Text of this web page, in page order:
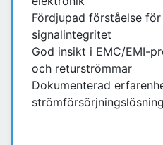
Fördjupad förståelse
signalintegritet
God insikt i EMC/EMI-
och returströmmar
Dokumenterad